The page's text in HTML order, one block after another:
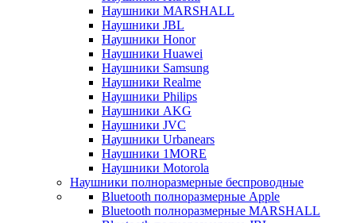
Наушники MARSHALL
Наушники JBL
Наушники Honor
Наушники Huawei
Наушники Samsung
Наушники Realme
Наушники Philips
Наушники AKG
Наушники JVC
Наушники Urbanears
Наушники 1MORE
Наушники Motorola
Наушники полноразмерные беспроводные
Bluetooth полноразмерные Apple
Bluetooth полноразмерные MARSHALL